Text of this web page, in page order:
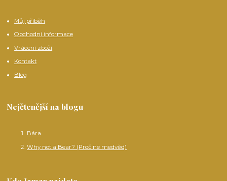
Můj příběh
Obchodní informace
Vrácení zboží
Kontakt
Blog
Nejčtenější na blogu
Bára
Why not a Bear? (Proč ne medvěd)